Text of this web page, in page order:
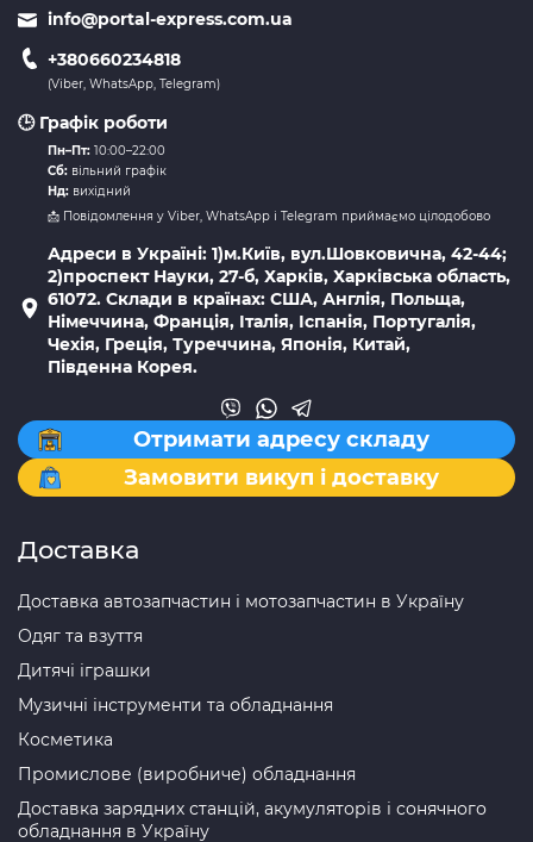
info@portal-express.com.ua
+380660234818
(Viber, WhatsApp, Telegram)
🕒 Графік роботи
Пн–Пт: 10:00–22:00
Сб: вільний графік
Нд: вихідний
📩 Повідомлення у Viber, WhatsApp і Telegram приймаємо цілодобово
Адреси в Україні: 1)м.Київ, вул.Шовковична, 42-44;
2)проспект Науки, 27-б, Харків, Харківська область,
61072. Склади в країнах: США, Англія, Польща,
Німеччина, Франція, Італія, Іспанія, Португалія,
Чехія, Греція, Туреччина, Японія, Китай,
Південна Корея.
Отримати адресу складу
Замовити викуп і доставку
Доставка
Доставка автозапчастин і мотозапчастин в Україну
Одяг та взуття
Дитячі іграшки
Музичні інструменти та обладнання
Косметика
Промислове (виробниче) обладнання
Доставка зарядних станцій, акумуляторів і сонячного
обладнання в Україну